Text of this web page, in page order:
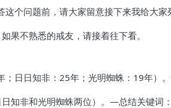
个问题前，请大家留意接下来我给大
果不熟悉的戒友，请接着往下看。
日日知非：25年；光明蜘蛛：19年）
知非和光明蜘蛛两位）。—总结关键词